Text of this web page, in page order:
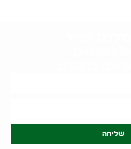
שליחה